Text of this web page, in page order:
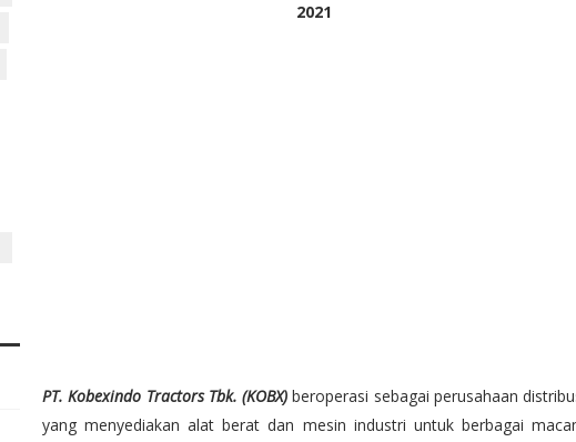
2021
PT. Kobexindo Tractors Tbk. (KOBX)beroperasi sebagai perusahaan
yang menyediakan alat berat dan mesin industri untuk berbagai